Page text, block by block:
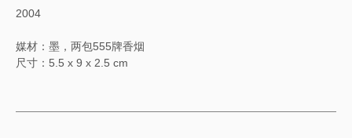
2004
媒材：墨，两包555牌香烟
尺寸：5.5 x 9 x 2.5 cm